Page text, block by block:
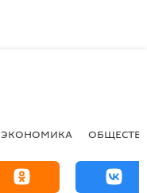
ЭКОНОМИКА